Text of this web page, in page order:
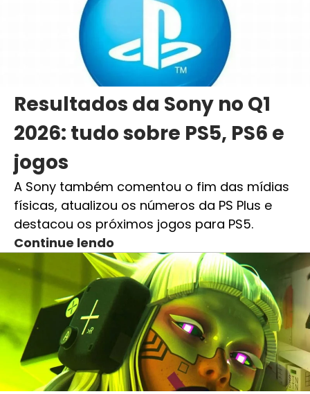
Resultados da Sony no Q1
2026: tudo sobre PS5, PS6 e
jogos
A Sony também comentou o fim das mídias
físicas, atualizou os números da PS Plus e
destacou os próximos jogos para PS5.
Continue lendo